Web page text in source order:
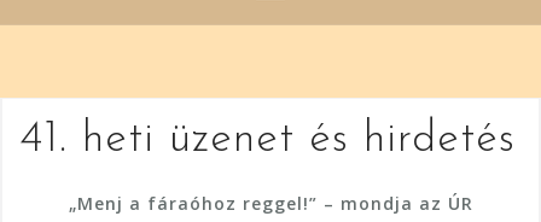
41. heti üzenet és hirdetés
„Menj a fáraóhoz reggel!” – mondja az ÚR